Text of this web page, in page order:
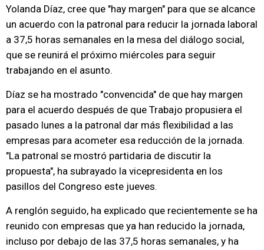
Yolanda Díaz, cree que "hay margen" para que se alcance
un acuerdo con la patronal para reducir la jornada laboral
a 37,5 horas semanales en la mesa del diálogo social,
que se reunirá el próximo miércoles para seguir
trabajando en el asunto.
Díaz se ha mostrado "convencida" de que hay margen
para el acuerdo después de que Trabajo propusiera el
pasado lunes a la patronal dar más flexibilidad a las
empresas para acometer esa reducción de la jornada.
"La patronal se mostró partidaria de discutir la
propuesta", ha subrayado la vicepresidenta en los
pasillos del Congreso este jueves.
A renglón seguido, ha explicado que recientemente se ha
reunido con empresas que ya han reducido la jornada,
incluso por debajo de las 37,5 horas semanales, y ha